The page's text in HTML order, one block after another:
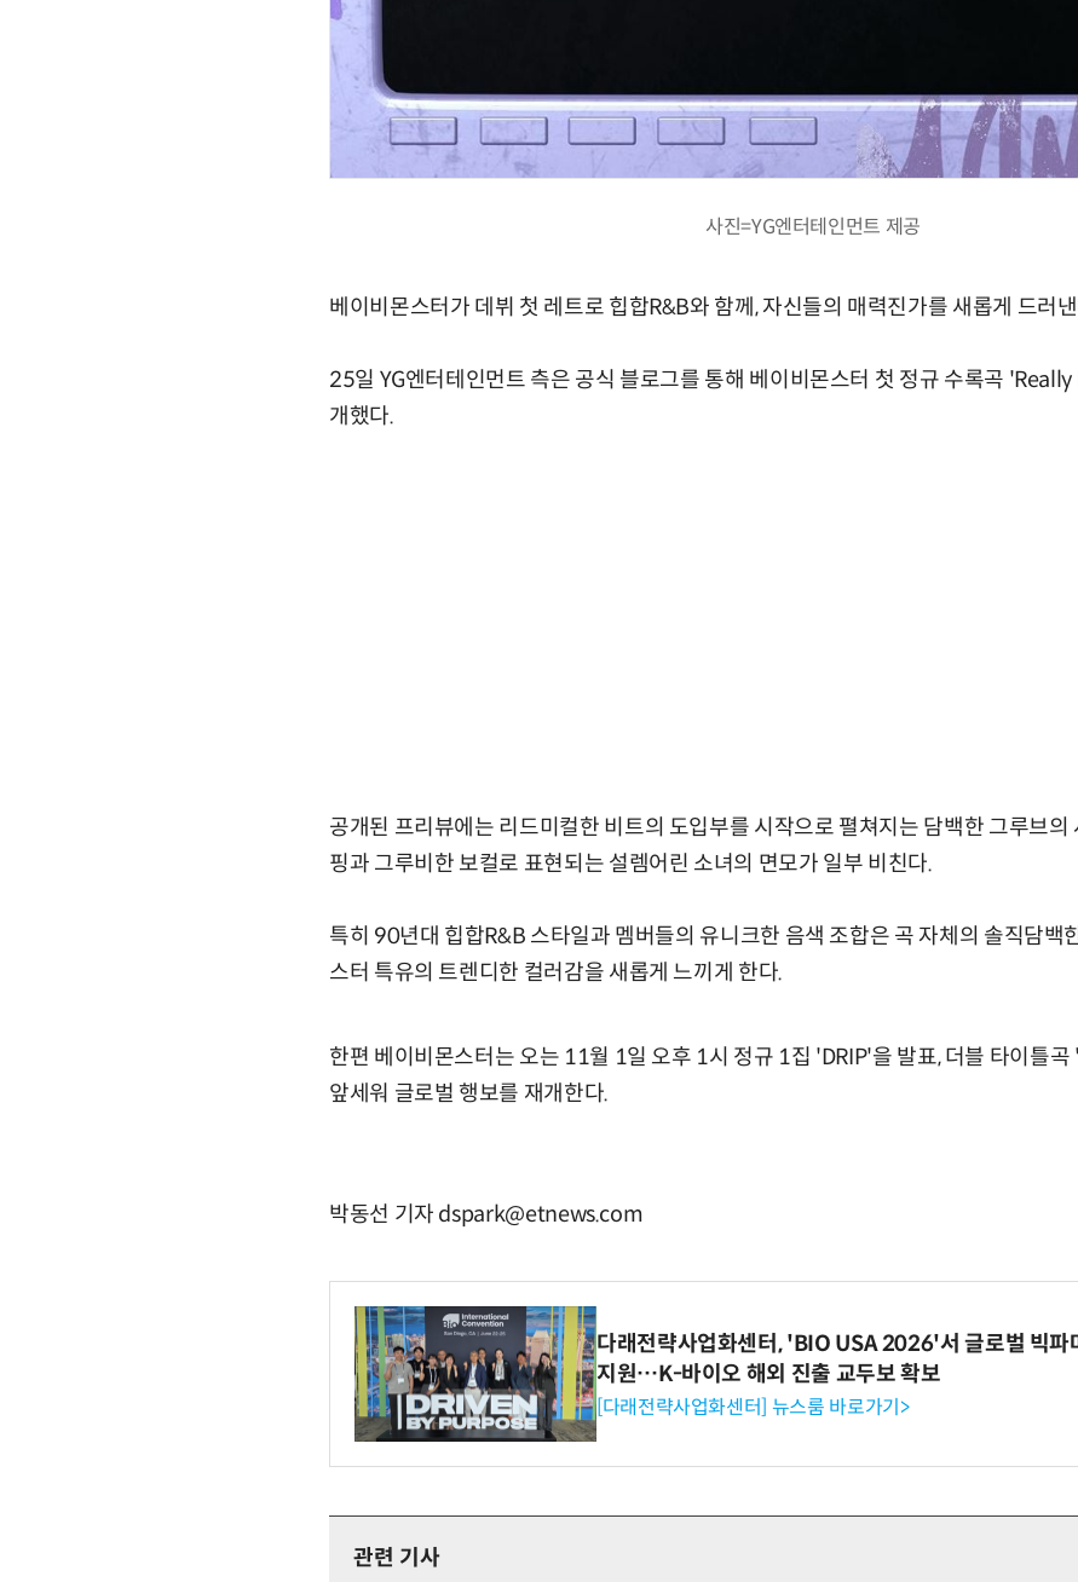
사진=YG엔터테인먼트 제공
베이비몬스터가 데뷔 첫 레트로 힙합R&B와 함께, 자신들의 매력진가를 새롭게 드러
25일 YG엔터테인먼트 측은 공식 블로그를 통해 베이비몬스터 첫 정규 수록곡
개했다.
공개된 프리뷰에는 리드미컬한 비트의 도입부를 시작으로 펼쳐지는 담백한 그루브의
핑과 그루비한 보컬로 표현되는 설렘어린 소녀의 면모가 일부 비친다.
특히 90년대 힙합R&B 스타일과 멤버들의 유니크한 음색 조합은 곡 자체의 솔직담백
스터 특유의 트렌디한 컬러감을 새롭게 느끼게 한다.
한편 베이비몬스터는 오는 11월 1일 오후 1시 정규 1집 'DRIP'을 발표, 더블 타이틀
앞세워 글로벌 행보를 재개한다.
박동선 기자 dspark@etnews.com
다래전략사업화센터, 'BIO USA 2026'서 글로벌 빅파
지원…K-바이오 해외 진출 교두보 확보
[다래전략사업화센터] 뉴스룸 바로가기>
관련 기사